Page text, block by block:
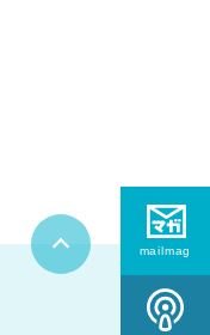
mailmag